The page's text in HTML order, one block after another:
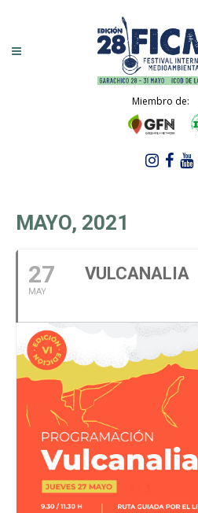
Miembro de:
MAYO, 2021
27
MAY
VULCANALIA